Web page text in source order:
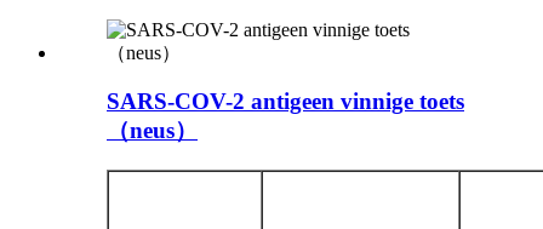
SARS-COV-2 antigeen vinnige toets
（neus）